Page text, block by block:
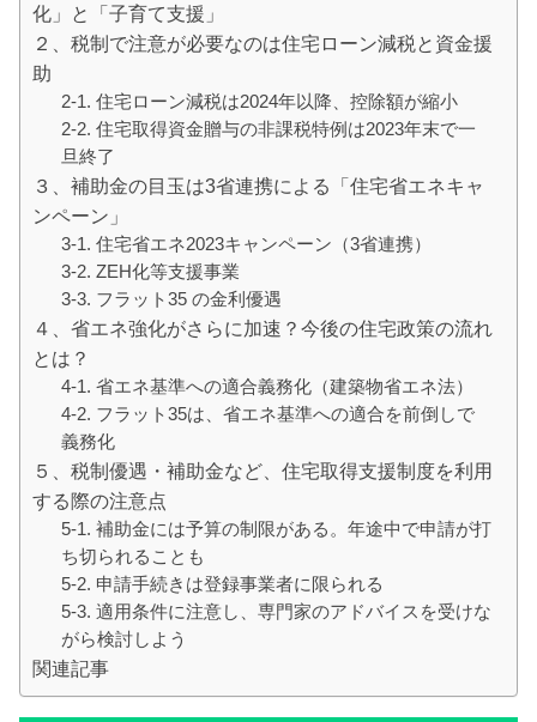
化」と「子育て支援」
２、税制で注意が必要なのは住宅ローン減税と資金援
助
2-1. 住宅ローン減税は2024年以降、控除額が縮小
2-2. 住宅取得資金贈与の非課税特例は2023年末で一
旦終了
３、補助金の目玉は3省連携による「住宅省エネキャ
ンペーン」
3-1. 住宅省エネ2023キャンペーン（3省連携）
3-2. ZEH化等支援事業
3-3. フラット35 の金利優遇
４、省エネ強化がさらに加速？今後の住宅政策の流れ
とは？
4-1. 省エネ基準への適合義務化（建築物省エネ法）
4-2. フラット35は、省エネ基準への適合を前倒しで
義務化
５、税制優遇・補助金など、住宅取得支援制度を利用
する際の注意点
5-1. 補助金には予算の制限がある。年途中で申請が打
ち切られることも
5-2. 申請手続きは登録事業者に限られる
5-3. 適用条件に注意し、専門家のアドバイスを受けな
がら検討しよう
関連記事